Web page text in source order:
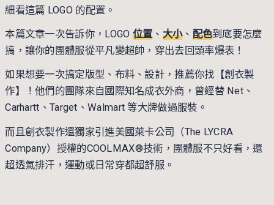
細看這篇 LOGO 的配置。
本篇文章一次告訴你，LOGO 位置 、 大小、 配色到底要怎麼
搞，讓你的團體服從平凡變超帥，穿出去回頭率爆表！
如果想要一次搞定版型、布料、設計，推薦你找【創衣製
作】！他們的團隊來自國際知名成衣外商，曾經替 Net、
Carhartt、Target、Walmart 等大牌做過服裝。
而且 創衣製作還獨家引進美國萊卡公司（The LYCRA
Company）授權的COOLMAX®技術，團體服不只好看，還
超透氣排汗，運動或日常穿都超舒服。